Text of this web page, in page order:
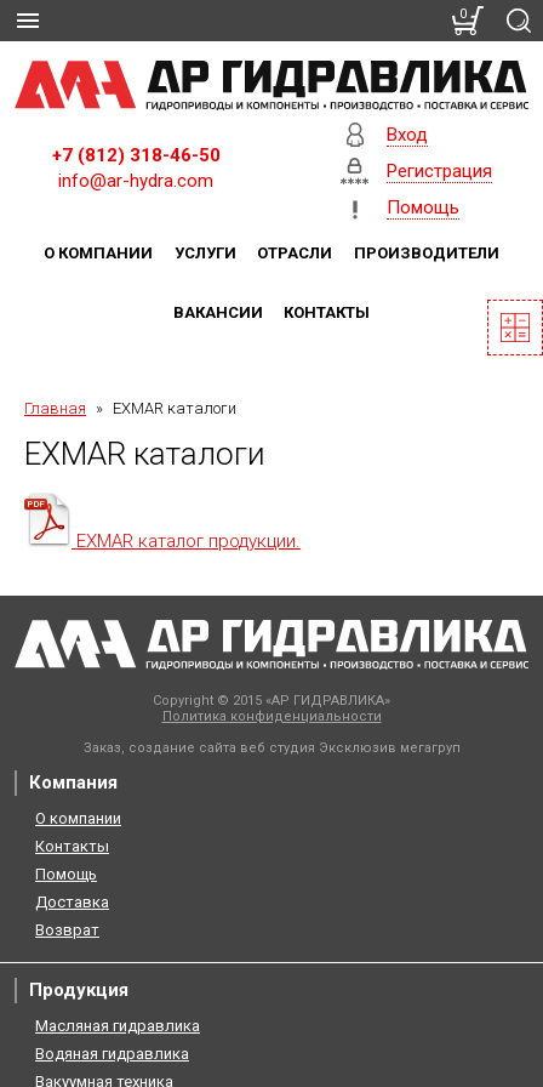
+7 (812) 318-46-50
info@ar-hydra.com
Вход
Регистрация
Помощь
О КОМПАНИИ УСЛУГИ ОТРАСЛИ ПРОИЗВОДИТЕЛИ
ВАКАНСИИ КОНТАКТЫ
Главная » EXMAR каталоги
EXMAR каталоги
EXMAR каталог продукции.
Copyright © 2015 «АР ГИДРАВЛИКА»
Политика конфиденциальности
Заказ, создание сайта веб студия Эксклюзив мегагруп
Компания
О компании
Контакты
Помощь
Доставка
Возврат
Продукция
Масляная гидравлика
Водяная гидравлика
Вакуумная техника
0